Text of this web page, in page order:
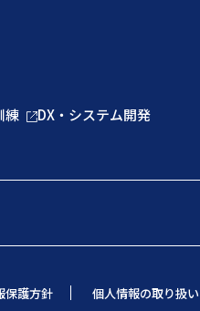
練 DX・システム開発
保護方針 個人情報の取り扱